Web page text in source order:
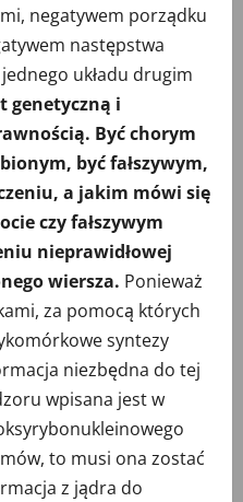
negatywem porządku
następstwa
układu drugim
genetyczną i
Być chorym
być fałszywym,
a jakim mówi się
czy fałszywym
nieprawidłowej
wiersza. Ponieważ
za pomocą których
syntezy
niezbędna do tej
wpisana jest w
to musi ona zostać
z jądra do